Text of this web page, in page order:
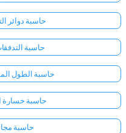
حاسبة دوائر
حاسبة
حاسبة الطول
حاسبة خسارة
حاسبة